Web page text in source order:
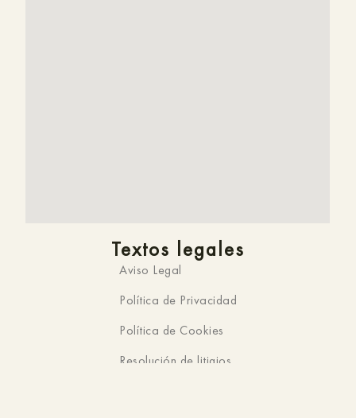
Textos legales
Aviso Legal
Política de Privacidad
Política de Cookies
Resolución de litigios